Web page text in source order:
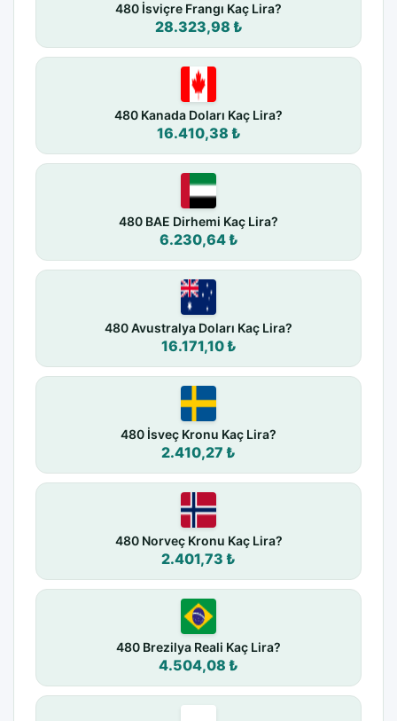
480 İsviçre Frangı Kaç Lira?
28.323,98 ₺
480 Kanada Doları Kaç Lira?
16.410,38 ₺
480 BAE Dirhemi Kaç Lira?
6.230,64 ₺
480 Avustralya Doları Kaç Lira?
16.171,10 ₺
480 İsveç Kronu Kaç Lira?
2.410,27 ₺
480 Norveç Kronu Kaç Lira?
2.401,73 ₺
480 Brezilya Reali Kaç Lira?
4.504,08 ₺